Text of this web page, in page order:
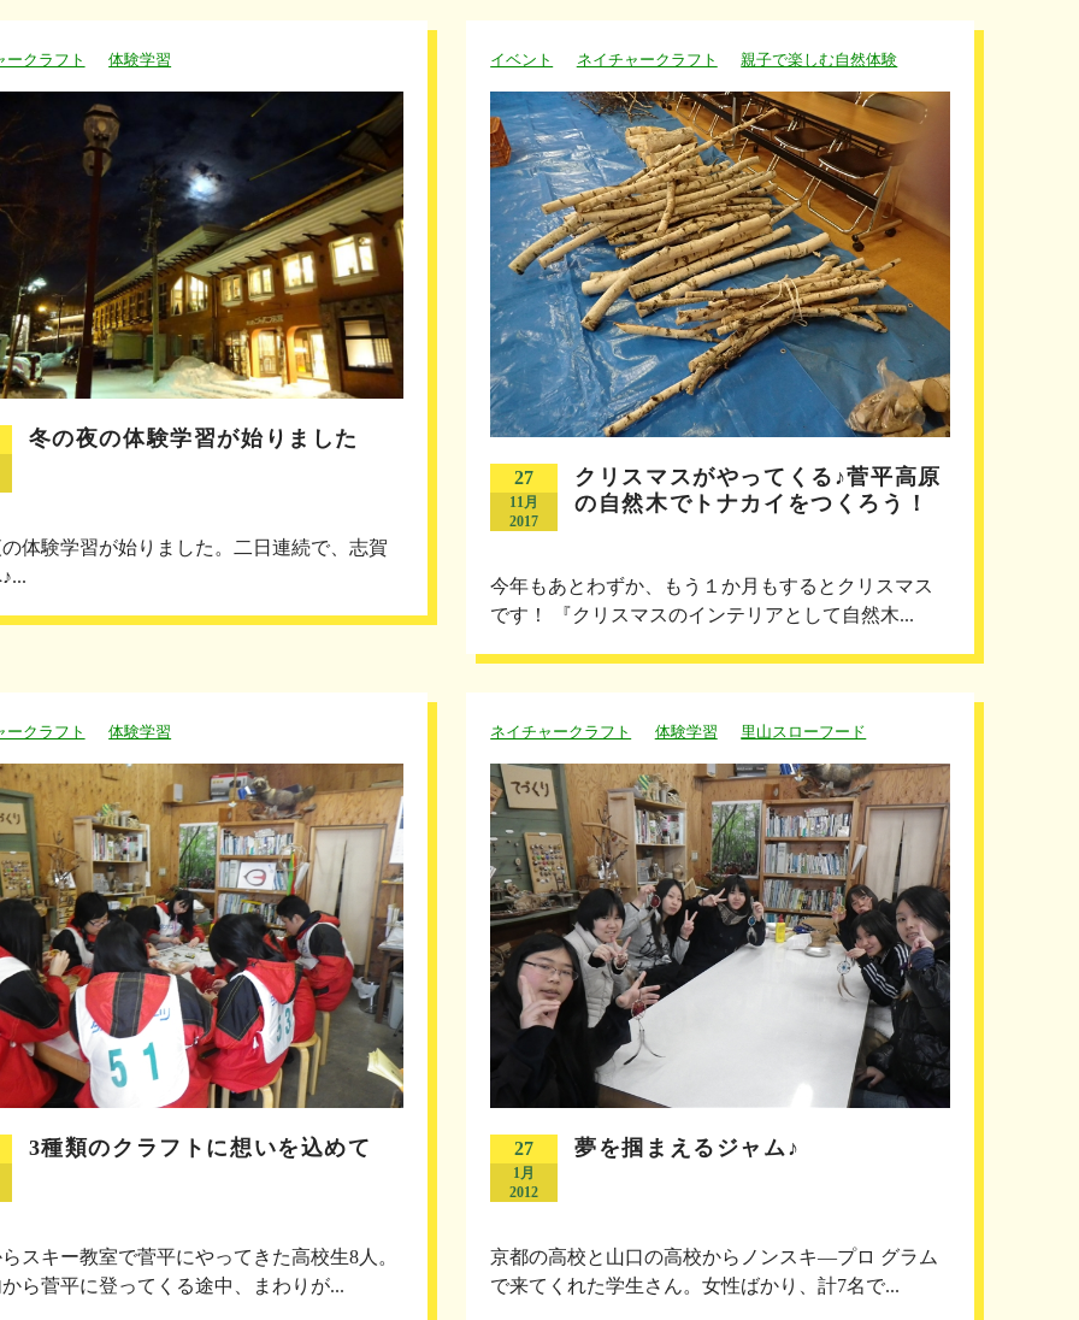
ークラフト 体験学習
冬の夜の体験学習が始りました
体験学習が始りました。二日連続で、志賀
イベント ネイチャークラフト 親子で楽しむ自然体験
27
11月
2017
クリスマスがやってくる♪菅平高原
の自然木でトナカイをつくろう！
今年もあとわずか、もう１か月もするとクリスマス
です！ 『クリスマスのインテリアとして自然木...
ークラフト 体験学習
3種類のクラフトに想いを込めて
スキー教室で菅平にやってきた高校生8人。
ら菅平に登ってくる途中、まわりが...
ネイチャークラフト 体験学習 里山スローフード
27
1月
2012
夢を掴まえるジャム♪
京都の高校と山口の高校からノンスキ―プロ グラム
で来てくれた学生さん。女性ばかり、計7名で...